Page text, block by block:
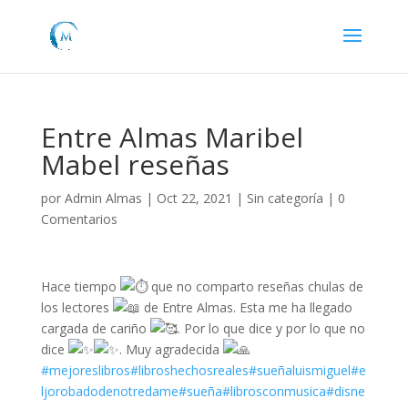
Entre Almas Maribel
Mabel reseñas
por Admin Almas | Oct 22, 2021 | Sin categoría | 0
Comentarios
Hace tiempo
que no comparto reseñas chulas de
los lectores
de Entre Almas. Esta me ha llegado
cargada de cariño
. Por lo que dice y por lo que no
dice
. Muy agradecida
#mejoreslibros#libroshechosreales#sueñaluismiguel#e
ljorobadodenotredame#sueña#librosconmusica#disne